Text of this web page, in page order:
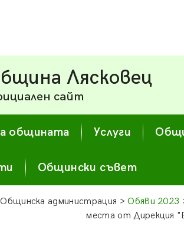
Лясковец
сайт
общината Услуги
Общински съвет
администрация >Обяви 2023
места от Дирекция